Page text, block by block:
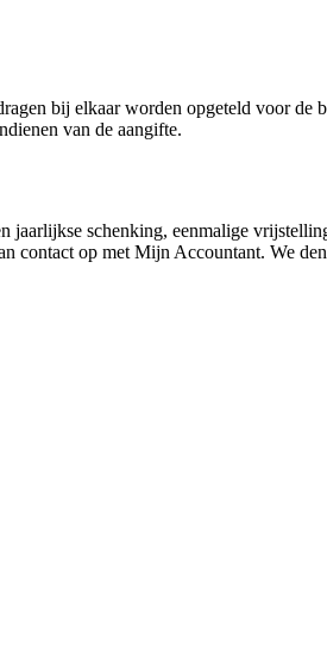
bij elkaar worden opgeteld voor de
van de aangifte.
schenking, eenmalige
contact op met Mijn Accountant. We